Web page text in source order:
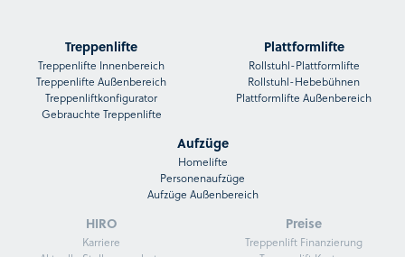
Treppenlifte
Treppenlifte Innenbereich
Treppenlifte Außenbereich
Treppenliftkonfigurator
Gebrauchte Treppenlifte
Plattformlifte
Rollstuhl-Plattformlifte
Rollstuhl-Hebebühnen
Plattformlifte Außenbereich
Aufzüge
Homelifte
Personenaufzüge
Aufzüge Außenbereich
HIRO
Karriere
Preise
Treppenlift Finanzierung